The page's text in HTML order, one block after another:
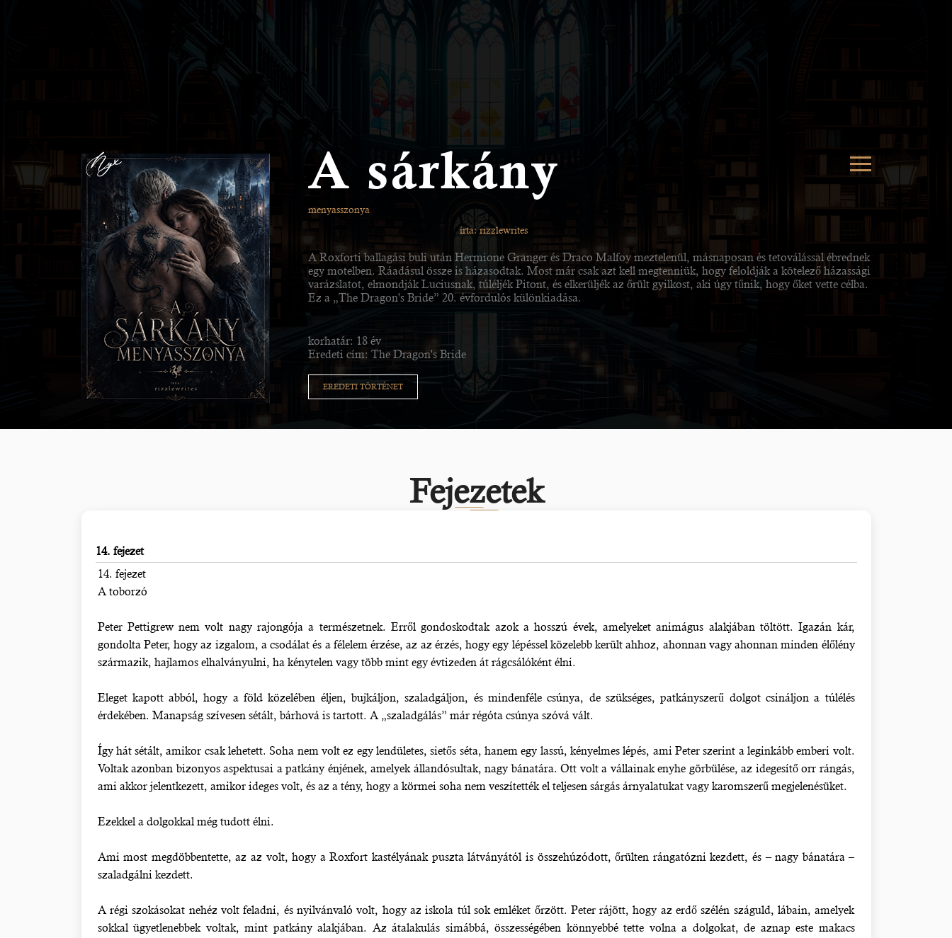
A sárkány
menyasszonya
írta: rizzlewrites
A Roxforti ballagási buli után Hermione Granger és Draco Malfoy meztelenül, másnaposan és tetoválással ébrednek
egy motelben. Ráadásul össze is házasodtak. Most már csak azt kell megtenniük, hogy feloldják a kötelező házassági
varázslatot, elmondják Luciusnak, túléljék Pitont, és elkerüljék az őrült gyilkost, aki úgy tűnik, hogy őket vette célba.
Ez a „The Dragon's Bride” 20. évfordulós különkiadása.
korhatár: 18 év
Eredeti cím: The Dragon's Bride
EREDETI TÖRTÉNET
Fejezetek
14. fejezet
14. fejezet
A toborzó
Peter Pettigrew nem volt nagy rajongója a természetnek. Erről gondoskodtak azok a hosszú évek, amelyeket animágus alakjában töltött. Igazán kár,
gondolta Peter, hogy az izgalom, a csodálat és a félelem érzése, az az érzés, hogy egy lépéssel közelebb került ahhoz, ahonnan vagy ahonnan minden élőlény
származik, hajlamos elhalványulni, ha kénytelen vagy több mint egy évtizeden át rágcsálóként élni.
Eleget kapott abból, hogy a föld közelében éljen, bujkáljon, szaladgáljon, és mindenféle csúnya, de szükséges, patkányszerű dolgot csináljon a túlélés
érdekében. Manapság szívesen sétált, bárhová is tartott. A „szaladgálás” már régóta csúnya szóvá vált.
Így hát sétált, amikor csak lehetett. Soha nem volt ez egy lendületes, sietős séta, hanem egy lassú, kényelmes lépés, ami Peter szerint a leginkább emberi volt.
Voltak azonban bizonyos aspektusai a patkány énjének, amelyek állandósultak, nagy bánatára. Ott volt a vállainak enyhe görbülése, az idegesítő orr rángás,
ami akkor jelentkezett, amikor ideges volt, és az a tény, hogy a körmei soha nem veszítették el teljesen sárgás árnyalatukat vagy karomszerű megjelenésüket.
Ezekkel a dolgokkal még tudott élni.
Ami most megdöbbentette, az az volt, hogy a Roxfort kastélyának puszta látványától is összehúzódott, őrülten rángatózni kezdett, és – nagy bánatára –
szaladgálni kezdett.
A régi szokásokat nehéz volt feladni, és nyilvánvaló volt, hogy az iskola túl sok emléket őrzött. Peter rájött, hogy az erdő szélén száguld, lábain, amelyek
sokkal ügyetlenebbek voltak, mint patkány alakjában. Az átalakulás simábbá, összességében könnyebbé tette volna a dolgokat, de aznap este makacs